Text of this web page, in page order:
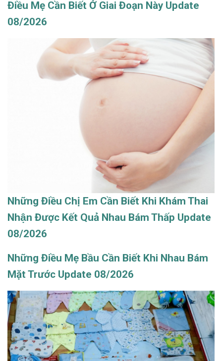
Điều Mẹ Cần Biết Ở Giai Đoạn Này Update
08/2026
Những Điều Chị Em Cần Biết Khi Khám Thai
Nhận Được Kết Quả Nhau Bám Thấp Update
08/2026
Những Điều Mẹ Bầu Cần Biết Khi Nhau Bám
Mặt Trước Update 08/2026